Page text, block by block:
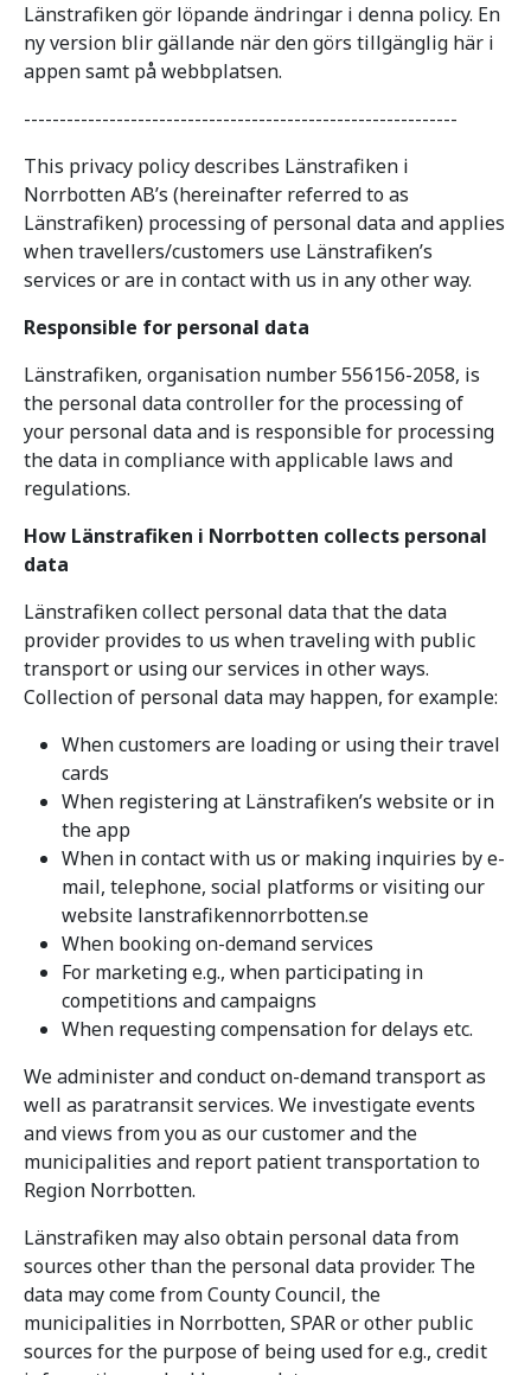
Länstrafiken gör löpande ändringar i denna policy. En
ny version blir gällande när den görs tillgänglig här i
appen samt på webbplatsen.
-------------------------------------------------------------
This privacy policy describes Länstrafiken i
Norrbotten AB’s (hereinafter referred to as
Länstrafiken) processing of personal data and applies
when travellers/customers use Länstrafiken’s
services or are in contact with us in any other way.
Responsible for personal data
Länstrafiken, organisation number 556156-2058, is
the personal data controller for the processing of
your personal data and is responsible for processing
the data in compliance with applicable laws and
regulations.
How Länstrafiken i Norrbotten collects personal
data
Länstrafiken collect personal data that the data
provider provides to us when traveling with public
transport or using our services in other ways.
Collection of personal data may happen, for example:
When customers are loading or using their travel
cards
When registering at Länstrafiken’s website or in
the app
When in contact with us or making inquiries by e-
mail, telephone, social platforms or visiting our
website lanstrafikennorrbotten.se
When booking on-demand services
For marketing e.g., when participating in
competitions and campaigns
When requesting compensation for delays etc.
We administer and conduct on-demand transport as
well as paratransit services. We investigate events
and views from you as our customer and the
municipalities and report patient transportation to
Region Norrbotten.
Länstrafiken may also obtain personal data from
sources other than the personal data provider. The
data may come from County Council, the
municipalities in Norrbotten, SPAR or other public
sources for the purpose of being used for e.g., credit